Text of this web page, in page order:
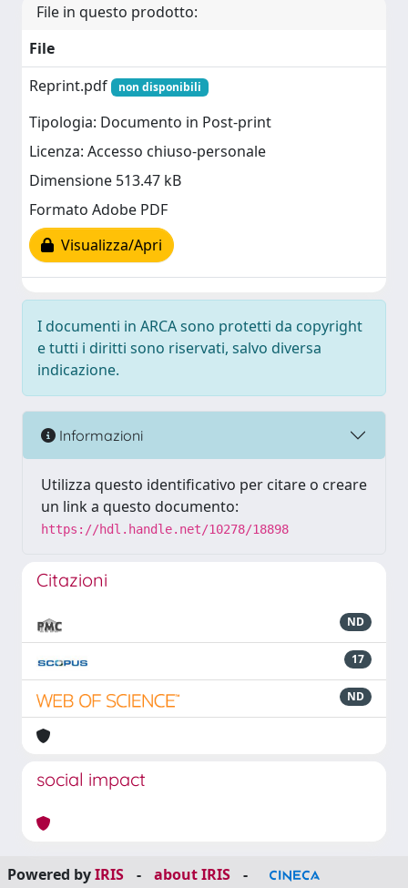
File in questo prodotto:
File
Reprint.pdf
non disponibili
Tipologia: Documento in Post-print
Licenza: Accesso chiuso-personale
Dimensione 513.47 kB
Formato Adobe PDF
Visualizza/Apri
I documenti in ARCA sono protetti da copyright
e tutti i diritti sono riservati, salvo diversa
indicazione.
Informazioni
Utilizza questo identificativo per citare o creare
un link a questo documento:
https://hdl.handle.net/10278/18898
Citazioni
ND
17
ND
social impact
Powered byIRIS - about IRIS
-